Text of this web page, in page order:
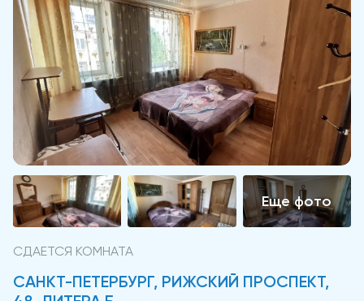
СДАЕТСЯ КОМНАТА
САНКТ-ПЕТЕРБУРГ, РИЖСКИЙ ПРОСПЕКТ,